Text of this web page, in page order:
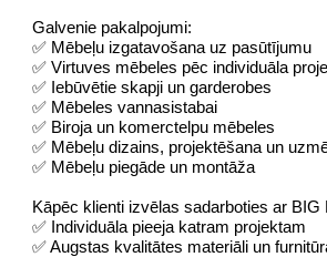
Galvenie pakalpojumi:
✅ Mēbeļu izgatavošana uz pasūtījumu
✅ Virtuves mēbeles pēc individuāla
✅ Iebūvētie skapji un garderobes
✅ Mēbeles vannasistabai
✅ Biroja un komerctelpu mēbeles
✅ Mēbeļu dizains, projektēšana un
✅ Mēbeļu piegāde un montāža
Kāpēc klienti izvēlas sadarboties ar BIG
✅ Individuāla pieeja katram projektam
✅ Augstas kvalitātes materiāli un